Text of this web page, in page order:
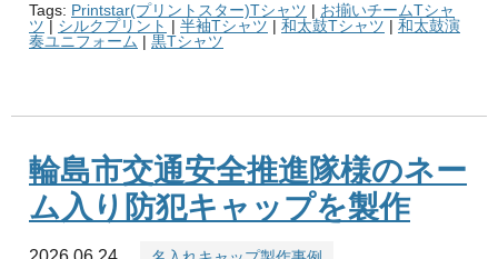
Tags: Printstar(プリントスター)Tシャツ | お揃いチームTシャ
ツ | シルクプリント | 半袖Tシャツ | 和太鼓Tシャツ | 和太鼓演
奏ユニフォーム | 黒Tシャツ
輪島市交通安全推進隊様のネー
ム入り防犯キャップを製作